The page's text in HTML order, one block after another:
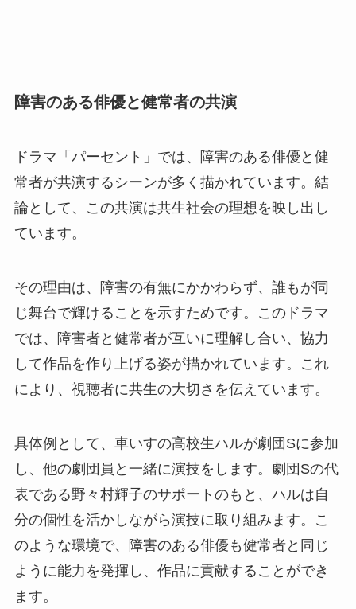
障害のある俳優と健常者の共演
ドラマ「パーセント」では、障害のある俳優と健
常者が共演するシーンが多く描かれています。結
論として、この共演は共生社会の理想を映し出し
ています。
その理由は、障害の有無にかかわらず、誰もが同
じ舞台で輝けることを示すためです。このドラマ
では、障害者と健常者が互いに理解し合い、協力
して作品を作り上げる姿が描かれています。これ
により、視聴者に共生の大切さを伝えています。
具体例として、車いすの高校生ハルが劇団Sに参加
し、他の劇団員と一緒に演技をします。劇団Sの代
表である野々村輝子のサポートのもと、ハルは自
分の個性を活かしながら演技に取り組みます。こ
のような環境で、障害のある俳優も健常者と同じ
ように能力を発揮し、作品に貢献することができ
ます。